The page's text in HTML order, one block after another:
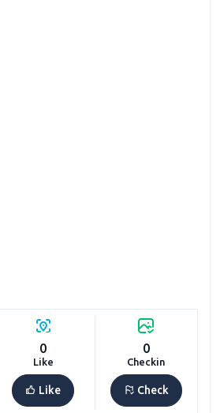
0
Like
Like
0
Checkin
Check